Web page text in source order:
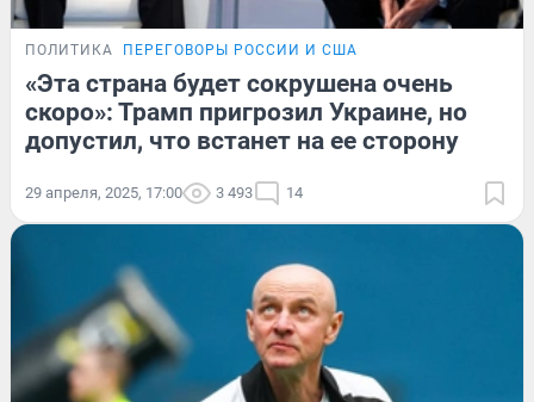
ПОЛИТИКА ПЕРЕГОВОРЫ РОССИИ И США
«Эта страна будет сокрушена очень
скоро»: Трамп пригрозил Украине, но
допустил, что встанет на ее сторону
29 апреля, 2025, 17:00 3 493 14